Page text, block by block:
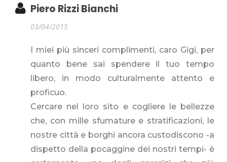
Piero Rizzi Bianchi
03/04/2015
I miei più sinceri complimenti, caro Gigi, per
quanto bene sai spendere il tuo tempo
libero, in modo culturalmente attento e
proficuo.
Cercare nel loro sito e cogliere le bellezze
che, con mille sfumature e stratificazioni, le
nostre città e borghi ancora custodiscono -a
dispetto della pocaggine dei nostri tempi- è